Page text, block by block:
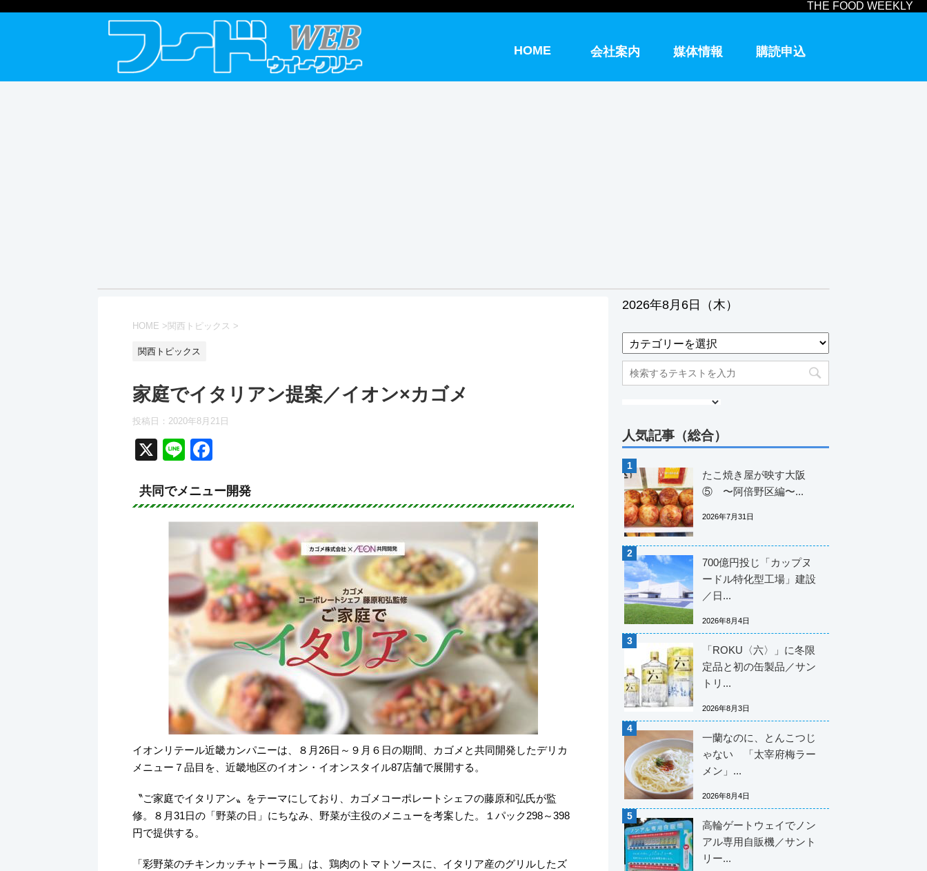
THE FOOD WEEKLY
HOME 会社案内 媒体情報 購読申込
HOME > 関西トピックス >
関西トピックス
家庭でイタリアン提案／イオン×カゴメ
投稿日： 2020年8月21日
X
Li
e
c
e
b
o
o
k
共同でメニュー開発
イオンリテール近畿カンパニーは、８月26日～９月６日の期間、カゴメと共同開発したデリカ
メニュー７品目を、近畿地区のイオン・イオンスタイル87店舗で展開する。
〝ご家庭でイタリアン〟をテーマにしており、カゴメコーポレートシェフの藤原和弘氏が監
修。８月31日の「野菜の日」にちなみ、野菜が主役のメニューを考案した。１パック298～398
円で提供する。
「彩野菜のチキンカッチャトーラ風」は、鶏肉のトマトソースに、イタリア産のグリルしたズ
2026年8月6日（木）
人気記事（総合）
たこ焼き屋が映す大阪
⑤ 〜阿倍野区編〜...
2026年7月31日
700億円投じ「カップヌ
ードル特化型工場」建設
／日...
2026年8月4日
「ROKU〈六〉」に冬限
定品と初の缶製品／サン
トリ...
2026年8月3日
一蘭なのに、とんこつじ
ゃない 「太宰府梅ラー
メン」...
2026年8月4日
高輪ゲートウェイでノン
アル専用自販機／サント
リー...